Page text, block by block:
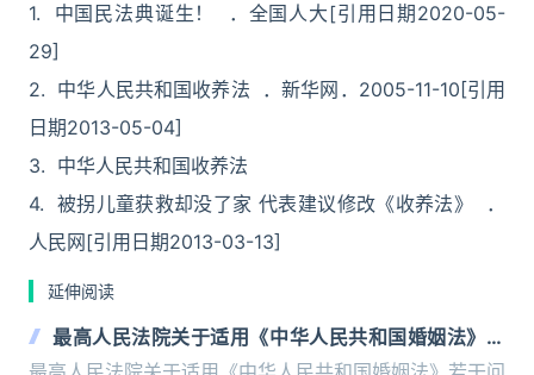
1. 中国民法典诞生！ ．全国人大[引用日期2020-05-
29]
2. 中华人民共和国收养法 ．新华网．2005-11-10[引用
日期2013-05-04]
3. 中华人民共和国收养法
4. 被拐儿童获救却没了家 代表建议修改《收养法》 ．
人民网[引用日期2013-03-13]
延伸阅读
最高人民法院关于适用《中华人民共和国婚姻法》若
干问题的解释（二）